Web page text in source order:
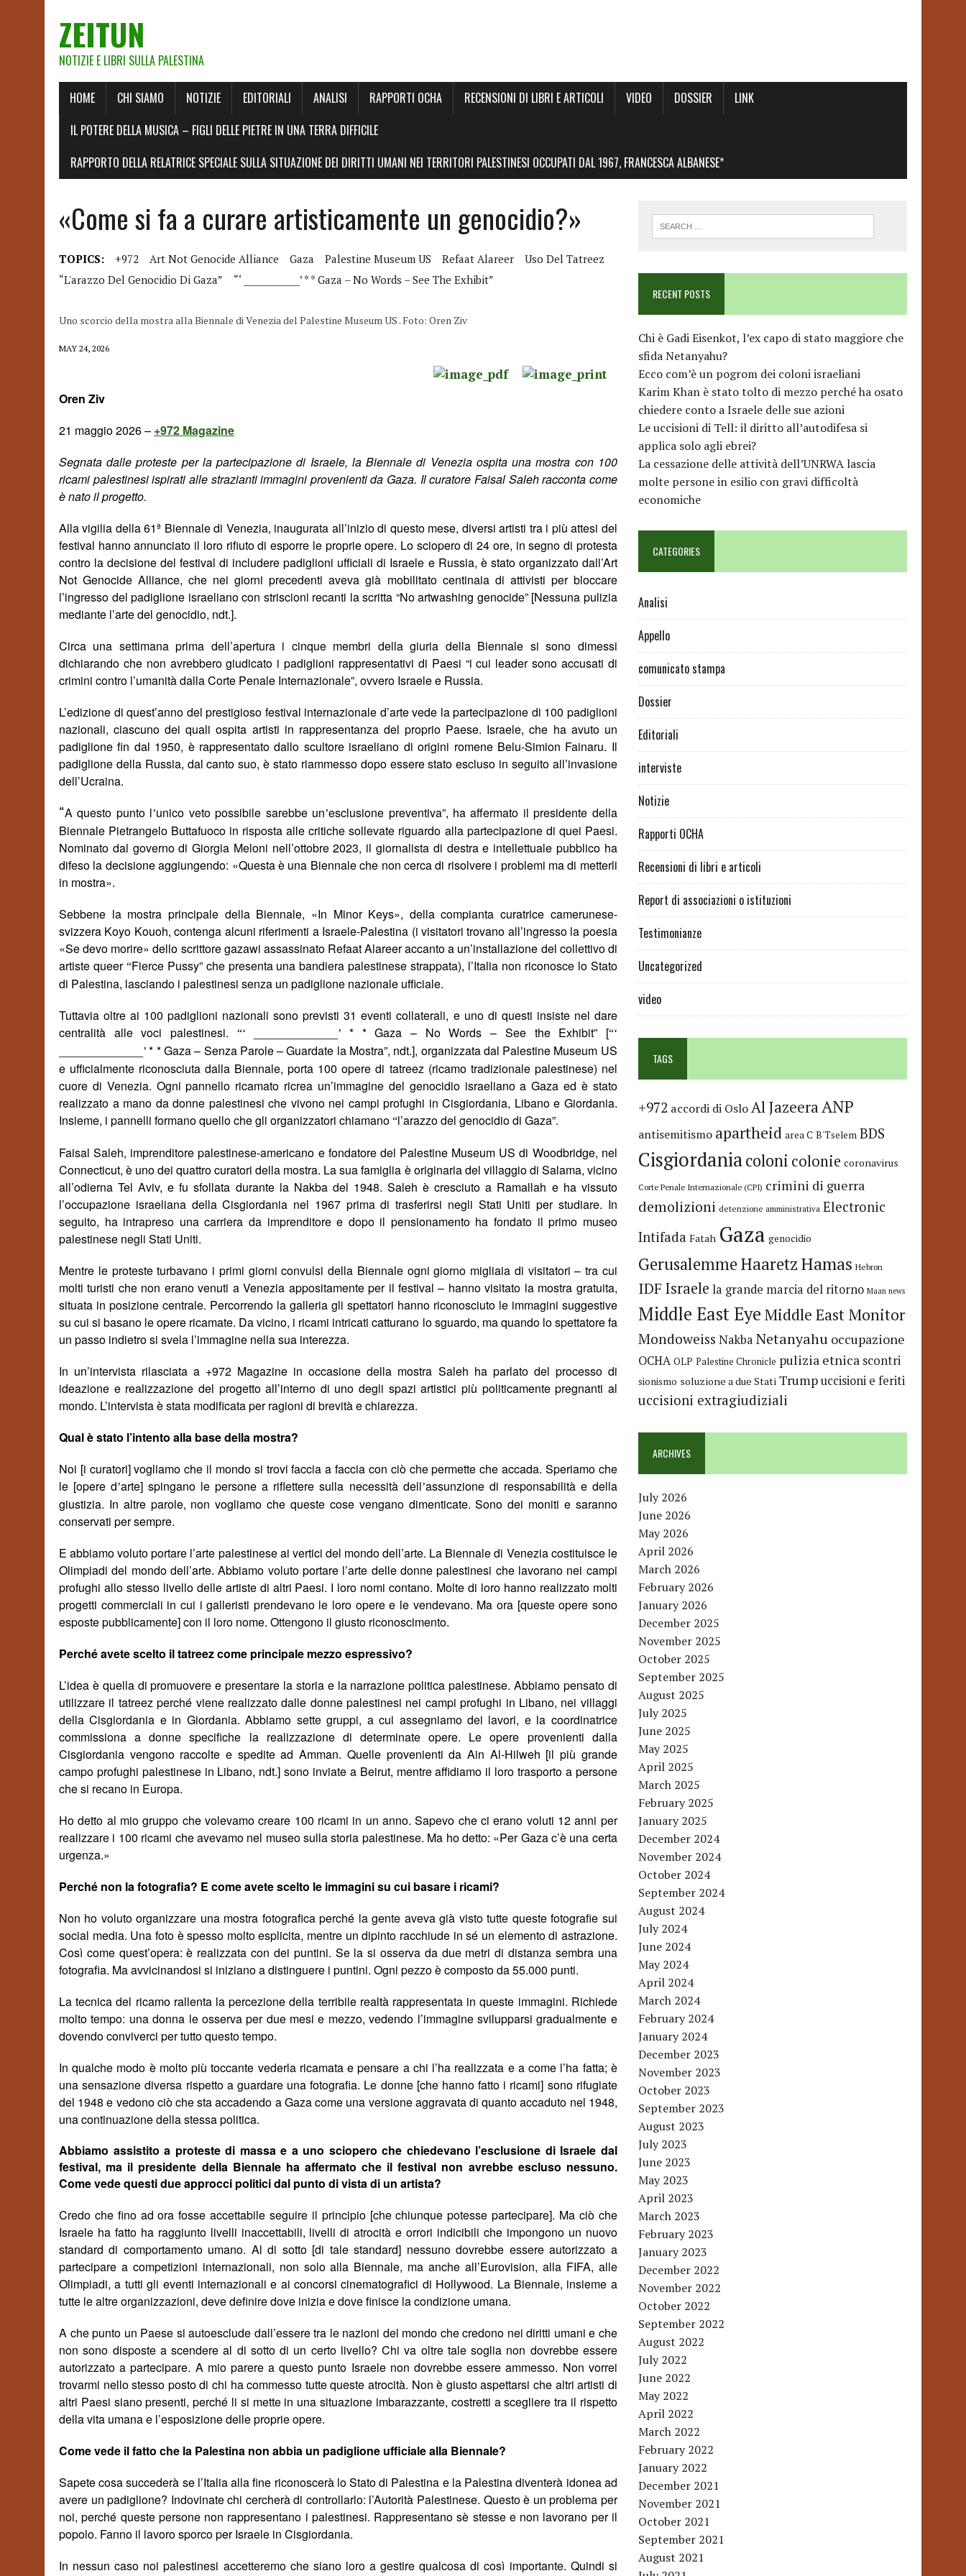
ZEITUN
NOTIZIE E LIBRI SULLA PALESTINA
HOME CHI SIAMO NOTIZIE EDITORIALI ANALISI RAPPORTI OCHA RECENSIONI DI LIBRI E ARTICOLI VIDEO DOSSIER
LINK
IL POTERE DELLA MUSICA – FIGLI DELLE PIETRE IN UNA TERRA DIFFICILE
RAPPORTO DELLA RELATRICE SPECIALE SULLA SITUAZIONE DEI DIRITTI UMANI NEI TERRITORI PALESTINESI OCCUPATI DAL 1967, FRANCESCA ALBANESE*
«Come si fa a curare artisticamente un genocidio?»
TOPICS: +972 Art Not Genocide Alliance Gaza Palestine Museum US Refaat Alareer
Uso Del Tatreez
“l'arazzo Del Genocidio Di Gaza”
“‘ _____________’ * * Gaza – No Words – See The Exhibit”
Uno scorcio della mostra alla Biennale di Venezia del Palestine Museum US . Foto: Oren Ziv
MAY 24, 2026
Oren Ziv
21 maggio 2026 – +972 Magazine
Segnata dalle proteste per la partecipazione di Israele, la Biennale di Venezia ospita una mostra con 100
ricami palestinesi ispirati alle strazianti immagini provenienti da Gaza. Il curatore Faisal Saleh racconta come
è nato il progetto.
Alla vigilia della 61ª Biennale di Venezia, inaugurata all’inizio di questo mese, diversi artisti tra i più attesi del
festival hanno annunciato il loro rifiuto di esporre le proprie opere. Lo sciopero di 24 ore, in segno di protesta
contro la decisione del festival di includere padiglioni ufficiali di Israele e Russia, è stato organizzato dall’Art
Not Genocide Alliance, che nei giorni precedenti aveva già mobilitato centinaia di attivisti per bloccare
l’ingresso del padiglione israeliano con striscioni recanti la scritta “No artwashing genocide” [Nessuna pulizia
mediante l’artedel genocidio, ndt.].
Circa una settimana prima dell’apertura i cinque membri della giuria della Biennale si sono dimessi
dichiarando che non avrebbero giudicato i padiglioni rappresentativi di Paesi “i cui leader sono accusati di
crimini contro l’umanità dalla Corte Penale Internazionale”, ovvero Israele e Russia.
L’edizione di quest’anno del prestigioso festival internazionale d’arte vede la partecipazione di 100 padiglioni
nazionali, ciascuno dei quali ospita artisti in rappresentanza del proprio Paese. Israele, che ha avuto un
padiglione fin dal 1950, èrappresentato dallo scultore israeliano di origini romene Belu-Simion Fainaru. Il
padiglione della Russia, dal canto suo, è stato riammesso dopo essere stato escluso in seguito all’invasione
dell’Ucraina.
“A questo punto l’unico veto possibile sarebbe un’esclusione preventiva”, ha affermato il presidente della
Biennale Pietrangelo Buttafuoco in risposta alle critiche sollevate riguardo alla partecipazione di quei Paesi.
Nominato dal governo di Giorgia Meloni nell’ottobre 2023, il giornalista di destra e intellettuale pubblico ha
difeso la decisione aggiungendo: «Questa è una Biennale che non cerca di risolvere i problemi ma di metterli
in mostra».
Sebbene la mostra principale della Biennale, «In Minor Keys», della compianta curatrice camerunese-
svizzera Koyo Kouoh, contenga alcuni riferimenti a Israele-Palestina (i visitatori trovano all’ingresso la poesia
«Se devo morire» dello scrittore gazawi assassinato Refaat Alareer accanto a un’installazione del collettivo di
artiste queer “Fierce Pussy” che presenta una bandiera palestinese strappata), l’Italia non riconosce lo Stato
di Palestina, lasciando i palestinesi senza un padiglione nazionale ufficiale.
Tuttavia oltre ai 100 padiglioni nazionali sono previsti 31 eventi collaterali, e uno di questi insiste nel dare
centralità alle voci palestinesi.
“‘ ’* * Gaza – No Words– See the Exhibit” [“‘
’* * Gaza – Senza Parole – Guardate la Mostra”, ndt.], organizzata dal Palestine Museum US
e ufficialmente riconosciuta dalla Biennale, porta 100 opere di tatreez (ricamo tradizionale palestinese) nel
cuore di Venezia. Ogni pannello ricamato ricrea un’immagine del genocidio israeliano a Gaza ed è stato
realizzato a mano da donne palestinesi che vivono nei campi profughi in Cisgiordania, Libano e Giordania.
Insieme, i pannelli formano quello che gli organizzatori chiamano “l’arazzo del genocidio di Gaza”.
Faisal Saleh, imprenditore palestinese-americano e fondatore del Palestine Museum US di Woodbridge, nel
Connecticut, è uno dei quattro curatori della mostra. La sua famiglia è originaria del villaggio di Salama, vicino
all’odierna Tel Aviv, e fu sfollata durante la Nakba del 1948. Saleh è cresciuto a Ramallah e ha vissuto
l’occupazione israeliana della Cisgiordania nel 1967 prima di trasferirsi negli Stati Uniti per studiare. In
seguito, ha intrapreso una carriera da imprenditore e dopo il pensionamento ha fondato il primo museo
palestinese negli Stati Uniti.
Mentre le proteste turbavano i primi giorni convulsi della Biennale ogni giorno migliaia di visitatori – tra cui
molti turisti che non erano venuti a Venezia appositamente per il festival – hanno visitato la mostra gratuita,
situata in posizione centrale. Percorrendo la galleria gli spettatori hanno riconosciuto le immagini suggestive
su cui si basano le opere ricamate. Da vicino, i ricami intricati catturano lo sguardo, ma quando lo spettatore fa
un passo indietro si svela l’immagine nella sua interezza.
In un’intervista rilasciata a +972 Magazine in occasione della mostra Saleh ha parlato del processo di
ideazione e realizzazione del progetto all’interno di uno degli spazi artistici più politicamente pregnanti al
mondo. L’intervista è stata modificata per ragioni di brevità e chiarezza.
Qualè stato l’intento alla base della mostra?
Noi [i curatori] vogliamo che il mondo si trovi faccia a faccia con ciò che permette che accada. Speriamo che
le [opere d’arte] spingano le persone a riflettere sulla necessità dell’assunzione di responsabilità e della
giustizia. In altre parole, non vogliamo che queste cose vengano dimenticate. Sono dei moniti e saranno
conservati per sempre.
E abbiamo voluto portare l’arte palestinese ai vertici del mondo dell’arte. La Biennale di Venezia costituisce le
Olimpiadi del mondo dell’arte. Abbiamo voluto portare l’arte delle donne palestinesi che lavorano nei campi
profughi allo stesso livello delle artiste di altri Paesi. I loro nomi contano. Molte di loro hanno realizzato molti
progetti commerciali in cui i galleristi prendevano le loro opere e le vendevano. Ma ora [queste opere sono
esposte pubblicamente] con il loro nome. Ottengono il giusto riconoscimento.
Perchéavete scelto il tatreez come principale mezzo espressivo?
L’idea è quella di promuovere e presentare la storia e la narrazione politica palestinese. Abbiamo pensato di
utilizzare il tatreez perché viene realizzato dalle donne palestinesi nei campi profughi in Libano, nei villaggi
della Cisgiordania e in Giordania. Abbiamo sette gruppi, a cui assegniamo dei lavori, e la coordinatrice
commissiona a donne specifiche la realizzazione di determinate opere. Le opere provenienti dalla
Cisgiordania vengono raccolte e spedite ad Amman. Quelle provenienti da Ain Al-Hilweh [il più grande
campo profughi palestinese in Libano, ndt.] sono inviate a Beirut, mentre affidiamo il loro trasporto a persone
che si recano in Europa.
Ho detto al mio gruppo che volevamo creare 100 ricami in un anno. Sapevo che ci erano voluti 12 anni per
realizzare i 100 ricami che avevamo nel museo sulla storia palestinese. Ma ho detto: «Per Gaza c’è una certa
urgenza.»
Perché non la fotografia? E come avete scelto le immagini su cui basare i ricami?
Non ho voluto organizzare una mostra fotografica perché la gente aveva già visto tutte queste fotografie sui
social media. Una foto è spesso molto esplicita, mentre un dipinto racchiude in sé un elemento di astrazione.
Così come quest’opera: è realizzata con dei puntini. Se la si osserva da due metri di distanza sembra una
fotografia. Ma avvicinandosi si iniziano a distinguere i puntini. Ogni pezzo è composto da 55.000 punti.
La tecnica del ricamo rallenta la percezione della terribile realtà rappresentata in queste immagini. Richiede
molto tempo: una donna le osserva per due mesi e mezzo, vedendo l’immagine svilupparsi gradualmente e
dovendo conviverci per tutto questo tempo.
In qualche modo è molto più toccante vederla ricamata e pensare a chi l’ha realizzata e a come l’ha fatta; è
una sensazione diversa rispetto a guardare una fotografia. Le donne [che hanno fatto i ricami] sono rifugiate
del 1948 e vedono ciò che sta accadendo a Gaza come una versione aggravata di quanto accaduto nel 1948,
una continuazione della stessa politica.
Abbiamo assistito a proteste di massa e a uno sciopero che chiedevano l’esclusione di Israele dal
festival, ma il presidente della Biennale ha affermato che il festival non avrebbe escluso nessuno.
Come vede questi due approcci politici dal punto di vista di un artista?
Credo che fino ad ora fosse accettabile seguire il principio [che chiunque potesse partecipare]. Ma ciò che
Israele ha fatto ha raggiunto livelli inaccettabili, livelli di atrocità e orrori indicibili che impongono un nuovo
standard di comportamento umano. Al di sotto [di tale standard] nessuno dovrebbe essere autorizzato a
partecipare a competizioni internazionali, non solo alla Biennale, ma anche all’Eurovision, alla FIFA, alle
Olimpiadi, a tutti gli eventi internazionali e ai concorsi cinematografici di Hollywood. La Biennale, insieme a
tutte le altre organizzazioni, deve definire dove inizia e dove finisce la condizione umana.
A che punto un Paese si autoesclude dall’essere tra le nazioni del mondo che credono nei diritti umani e che
non sono disposte a scendere al di sotto di un certo livello? Chi va oltre tale soglia non dovrebbe essere
autorizzato a partecipare. A mio parere a questo punto Israele non dovrebbe essere ammesso. Non vorrei
trovarmi nello stesso posto di chi ha commesso tutte queste atrocità. Non è giusto aspettarsi che altri artisti di
altri Paesi siano presenti, perché li si mette in una situazione imbarazzante, costretti a scegliere tra il rispetto
della vita umana e l’esposizione delle proprie opere.
Come vede il fatto che la Palestina non abbia un padiglione ufficiale alla Biennale?
Sapete cosa succederà se l’Italia alla fine riconoscerà lo Stato di Palestina e la Palestina diventerà idonea ad
avere un padiglione? Indovinate chi cercherà di controllarlo: l’Autorità Palestinese. Questo è un problema per
noi, perché queste persone non rappresentano i palestinesi. Rappresentano sè stesse e non lavorano per il
popolo. Fanno il lavoro sporco per Israele in Cisgiordania.
In nessun caso noi palestinesi accetteremo che siano loro a gestire qualcosa di così importante. Quindi si
RECENT POSTS
Chi è Gadi Eisenkot, l’ex capo di stato maggiore che
sfida Netanyahu?
Ecco com’è un pogrom dei coloni israeliani
Karim Khan è stato tolto di mezzo perché ha osato
chiedere conto a Israele delle sue azioni
Le uccisioni di Tell: il diritto all’autodifesa si
applica solo agli ebrei?
La cessazione delle attività dell’UNRWA lascia
molte persone in esilio con gravi difficoltà
economiche
CATEGORIES
Analisi
Appello
comunicato stampa
Dossier
Editoriali
interviste
Notizie
Rapporti OCHA
Recensioni di libri e articoli
Report di associazioni o istituzioni
Testimonianze
Uncategorized
video
TAGS
+972 accordi di OsloAl JazeeraANP
antisemitismo apartheid area C B'Tselem BDS
Cisgiordaniacoloni colonie coronavirus
Corte Penale Internazionale (CPI) crimini di guerra
demolizioni detenzione amministrativa Electronic
Intifada Fatah Gaza genocidio
GerusalemmeHaaretzHamas Hebron
IDF Israele la grande marcia del ritorno Maan news
Middle East Eye Middle East Monitor
Mondoweiss Nakba Netanyahu occupazione
OCHA OLP Palestine Chronicle pulizia etnica scontri
sionismo soluzione a due Stati Trumpuccisioni e feriti
uccisioni extragiudiziali
ARCHIVES
July 2026
June 2026
May 2026
April 2026
March 2026
February 2026
January 2026
December 2025
November 2025
October 2025
September 2025
August 2025
July 2025
June 2025
May 2025
April 2025
March 2025
February 2025
January 2025
December 2024
November 2024
October 2024
September 2024
August 2024
July 2024
June 2024
May 2024
April 2024
March 2024
February 2024
January 2024
December 2023
November 2023
October 2023
September 2023
August 2023
July 2023
June 2023
May 2023
April 2023
March 2023
February 2023
January 2023
December 2022
November 2022
October 2022
September 2022
August 2022
July 2022
June 2022
May 2022
April 2022
March 2022
February 2022
January 2022
December 2021
November 2021
October 2021
September 2021
August 2021